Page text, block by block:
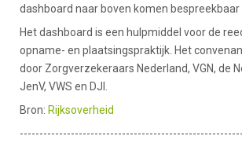
dashboard naar boven komen
Het dashboard is een hulpmiddel voor de
opname- en plaatsingspraktijk. Het
door Zorgverzekeraars Nederland, VGN, de
JenV, VWS en DJI.
Bron: Rijksoverheid